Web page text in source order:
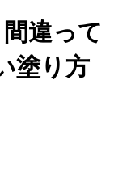
違って
塗り方